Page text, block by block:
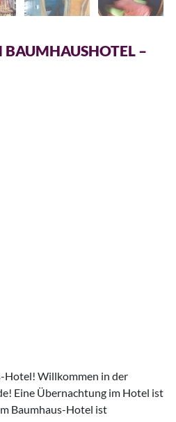
–
Hotel! Willkommen in der
Eine Übernachtung im Hotel ist
Baumhaus-Hotel ist